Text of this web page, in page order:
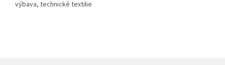
výbava, technické textilie